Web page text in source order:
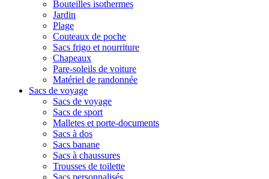
Bouteilles isothermes
Jardin
Plage
Couteaux de poche
Sacs frigo et nourriture
Chapeaux
Pare-soleils de voiture
Matériel de randonnée
Sacs de voyage
Sacs de voyage
Sacs de sport
Malletes et porte-documents
Sacs à dos
Sacs banane
Sacs à chaussures
Trousses de toilette
Sacs personnalisés